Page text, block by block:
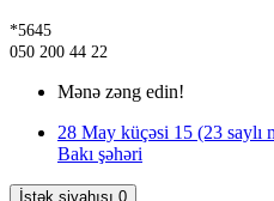
*5645
050 200 44 22
Mənə zəng edin!
28 May küçəsi 15 (23 saylı
Bakı şəhəri
İstək siyahısı 0